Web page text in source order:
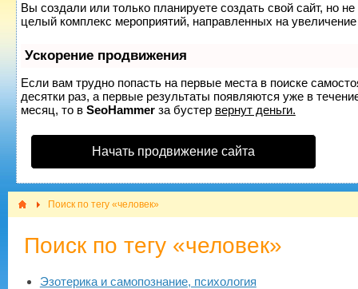
Вы создали или только планируете создать свой сайт, но
целый комплекс мероприятий, направленных на
Ускорение продвижения
Если вам трудно попасть на первые места в поиске
десятки раз, а первые результаты появляются уже в
месяц, то в SeoHammerза бустер вернут деньги.
Начать продвижение сайта
Поиск по тегу «человек»
Поиск по тегу «человек»
Эзотерика и самопознание, психология